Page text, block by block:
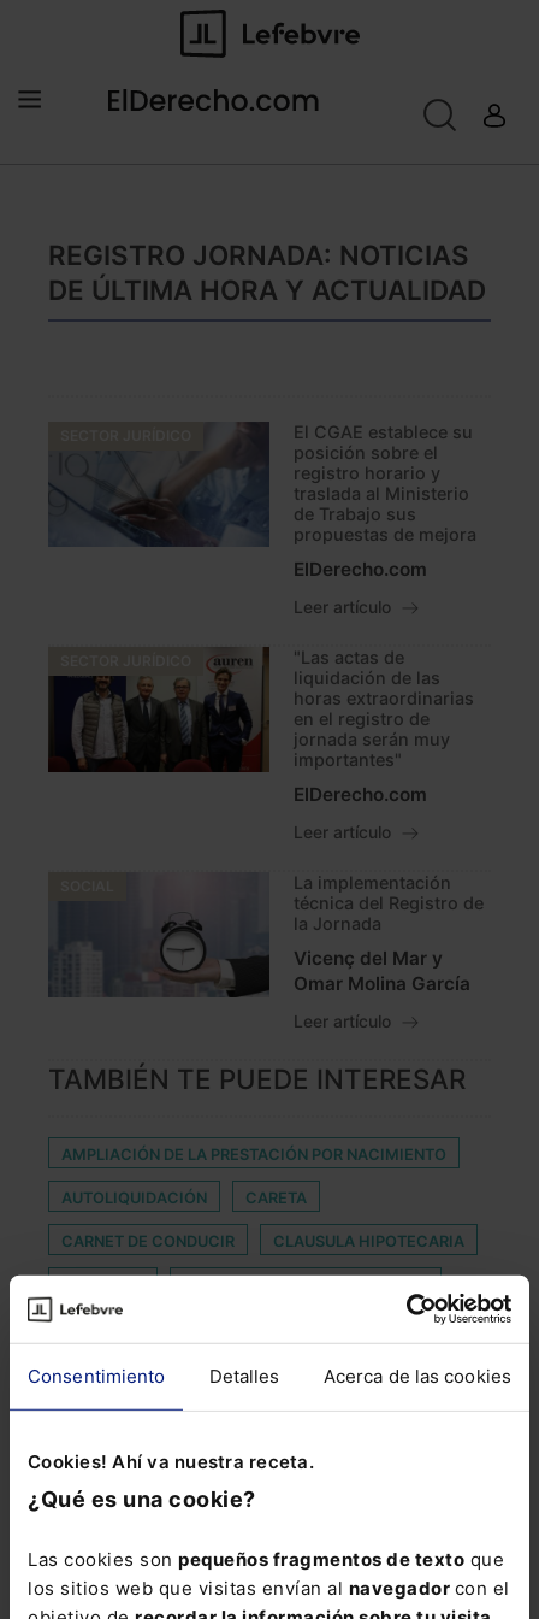
Consentimiento Detalles Acerca de las cookies
Cookies! Ahí va nuestra receta.
¿Qué es una cookie?
Las cookies son pequeños fragmentos de texto que
los sitios web que visitas envían al navegador con el
REGISTRO JORNADA: NOTICIAS
DE ÚLTIMA HORA Y ACTUALIDAD
El CGAE establece su
posición sobre el
registro horario y
traslada al Ministerio
de Trabajo sus
propuestas de mejora
ElDerecho.com
Leer artículo
"Las actas de
liquidación de las
horas extraordinarias
en el registro de
jornada serán muy
importantes"
ElDerecho.com
Leer artículo
La implementación
técnica del Registro de
la Jornada
Vicenç del Mar y
Omar Molina García
Leer artículo
TAMBIÉN TE PUEDE INTERESAR
AMPLIACIÓN DE LA PRESTACIÓN POR NACIMIENTO
AUTOLIQUIDACIÓN CARETA
CARNET DE CONDUCIR CLAUSULA HIPOTECARIA
ELEMENTOS DENOMINATIVOS EMPLEO JOVEN
ENTIDADES DE CRÉDITO EXTINGUISH
FIELDFISHER FIKA FORMACIÓN JURÍDICA
FORO DENAE GASTOS REGISTRALES
MALLOCH MEDIDAS PROTECCION